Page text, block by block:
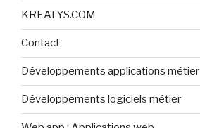
KREATYS.COM
Contact
Développements applications métier
Développements logiciels métier